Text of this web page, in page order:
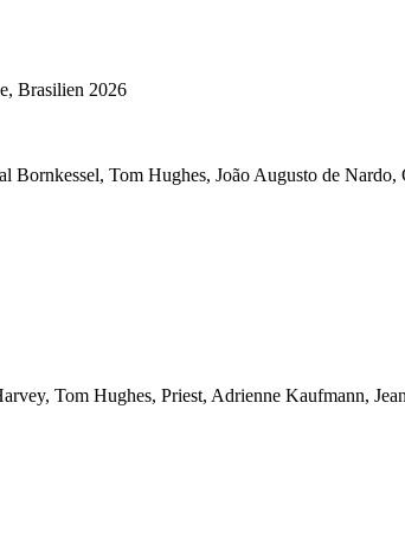
Brasilien 2026
Bornkessel, Tom Hughes, João Augusto de Nardo,
Tom Hughes, Priest, Adrienne Kaufmann,